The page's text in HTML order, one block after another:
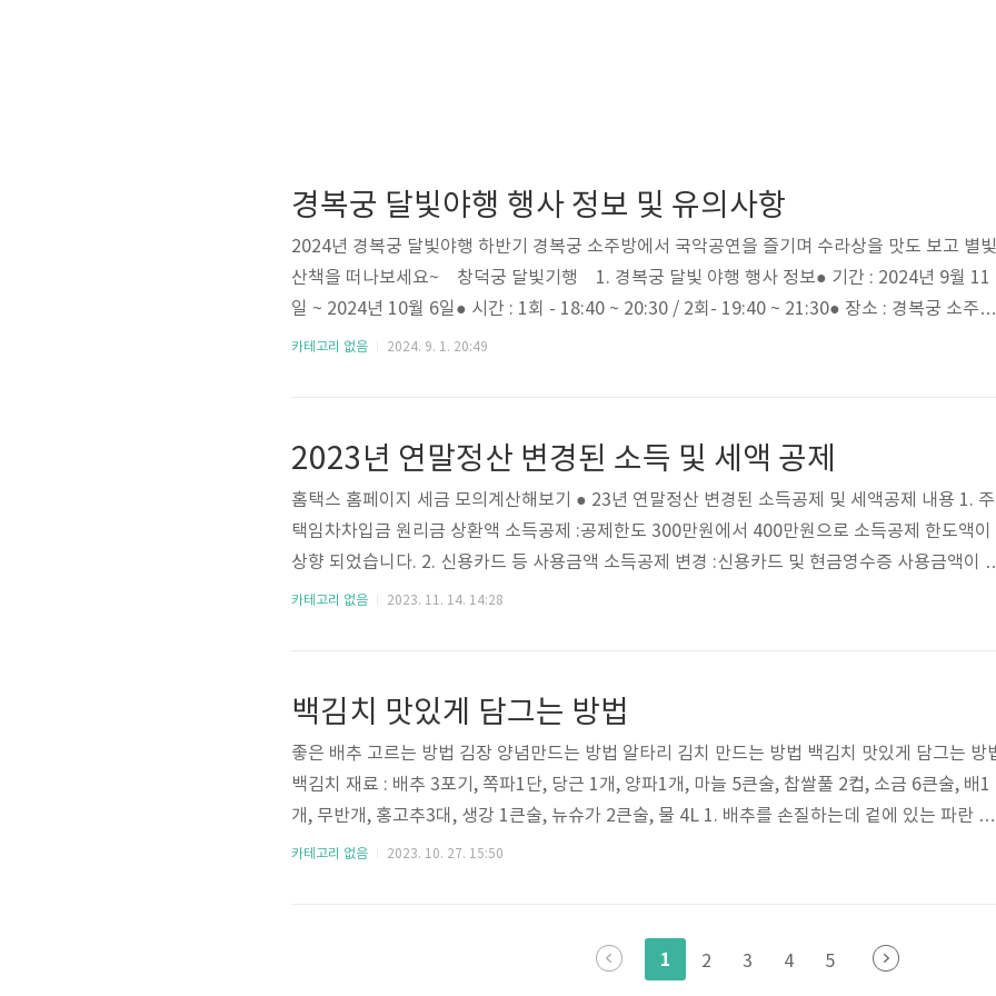
경복궁 달빛야행 행사 정보 및 유의사항
2024년 경복궁 달빛야행 하반기 경복궁 소주방에서 국악공연을 즐기며 수라상을 맛도 보고 별빛
산책을 떠나보세요~ 창덕궁 달빛기행 1. 경복궁 달빛 야행 행사 정보● 기간 : 2024년 9월 11
일 ~ 2024년 10월 6일● 시간 : 1회 - 18:40 ~ 20:30 / 2회- 19:40 ~ 21:30● 장소 : 경복궁 소주방
및 북측권역●참여인원 : 회차당 34명 / 1일 68명●관람연령 : 취학 아동 이상(7세이상) 2. 프로
카테고리 없음 2024. 9. 1. 20:49
2023년 연말정산 변경된 소득 및 세액 공제
홈택스 홈페이지 세금 모의계산해보기 ● 23년 연말정산 변경된 소득공제 및 세액공제 내용 1. 주
택임차차입금 원리금 상환액 소득공제 :공제한도 300만원에서 400만원으로 소득공제 한도액이
상향 되었습니다. 2. 신용카드 등 사용금액 소득공제 변경 :신용카드 및 현금영수증 사용금액이
급여의 25% 초과 사용금액에 대하여 소득공제가 적용됩니다. 23년도 연말정산부터 영화관람료
니다. 4. 소득세 과세표준 ..
카테고리 없음 2023. 11. 14. 14:28
백김치 맛있게 담그는 방법
좋은 배추 고르는 방법 김장 양념만드는 방법 알타리 김치 만드는 방법 백김치 맛있게 담그는 방
백김치 재료 : 배추 3포기, 쪽파1단, 당근 1개, 양파1개, 마늘 5큰술, 찹쌀풀 2컵, 소금 6큰술, 배1
개, 무반개, 홍고추3대, 생강 1큰술, 뉴슈가 2큰술, 물 4L 1. 배추를 손질하는데 겉에 있는 파란 잎
은 다 벗겨 냅니다. 밑동을 다 제거하지 마시고 남겨놓는것이 좋습니다. 2. 배추를 깨끗하게 씻은
4. 골고루 잘 뿌렸다면 6기간정도 배추를 절입니다. 중간에 위아래를 바꿔주고 뒤집어도 줍니다.
카테고리 없음 2023. 10. 27. 15:50
1 2 3 4 5